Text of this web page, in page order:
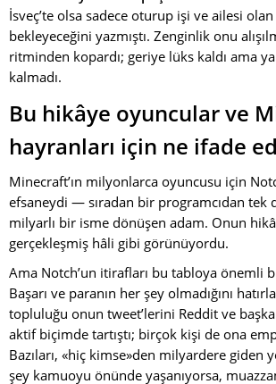
İsveç’te olsa sadece oturup işi ve ailesi olan
bekleyeceğini yazmıştı. Zenginlik onu
ritminden kopardı; geriye lüks kaldı ama
kalmadı.
Bu hikâye oyuncular ve
hayranları için ne ifade
Minecraft’ın milyonlarca oyuncusu için
efsaneydi — sıradan bir programcıdan tek
milyarlı bir isme dönüşen adam. Onun
gerçekleşmiş hâli gibi görünüyordu.
Ama Notch’un itirafları bu tabloya önemli
Başarı ve paranın her şey olmadığını
topluluğu onun tweet’lerini Reddit ve
aktif biçimde tartıştı; birçok kişi de ona
Bazıları, «hiç kimse»den milyardere giden
şey kamuoyu önünde yaşanıyorsa,